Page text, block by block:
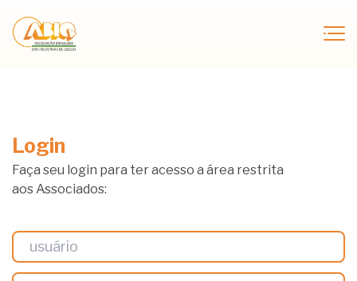
Login
Faça seu login para ter acesso a área restrita
aos Associados: